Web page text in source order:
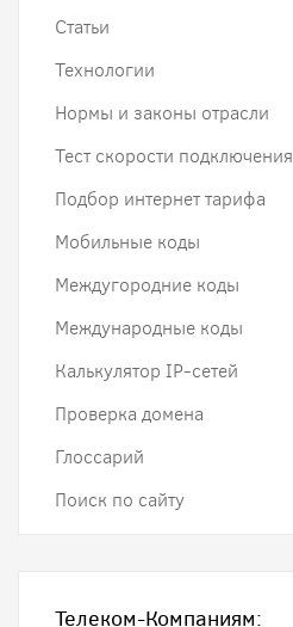
Статьи
Технологии
Нормы и законы отрасли
Тест скорости подключения
Подбор интернет тарифа
Мобильные коды
Междугородние коды
Международные коды
Калькулятор IP-сетей
Проверка домена
Глоссарий
Поиск по сайту
Телеком-Компаниям: